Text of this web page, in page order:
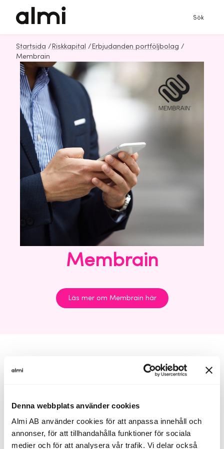
Denna webbplats använder cookies
Almi AB använder cookies för att anpassa innehåll och
annonser, för att tillhandahålla funktioner för sociala
medier och för att analysera vår trafik. Vi delar också
Sök
Startsida / Riskkapital / Erbjudanden portföljbolag /
Membrain
Membrain
Läs mer om Membrain här
Till skillnad från traditionella CRM-system som
framgångsrika beteenden inom B2B-försäljning.
Genom visuella säljprocesser som kan integrera
lärande material snabbar Membrain upp